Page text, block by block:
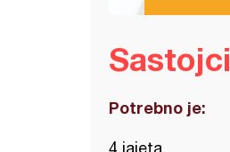
Sastojci
Potrebno je:
4 jajeta